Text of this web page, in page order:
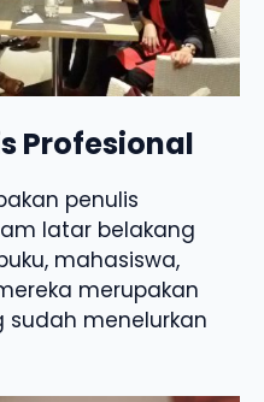
Profesional
penulis
latar belakang
mahasiswa,
merupakan
sudah menelurkan